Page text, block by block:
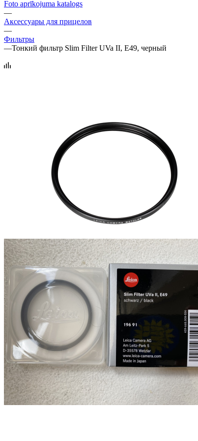
Foto aprīkojuma katalogs
—
Аксессуары для прицелов
—
Фильтры
—Тонкий фильтр Slim Filter UVa II, E49, черный